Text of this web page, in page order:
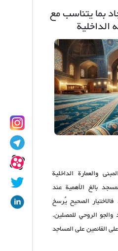
بما يتناسب مع
والعمارة الداخلية
بالغ الأهمية عند
الصحيح يُرسخ
والجو الروحي للمصلين.
القائمين على المساجد